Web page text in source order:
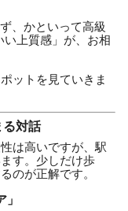
、かといって高級
上質感」が、お相
ットを見ていきま
る対話
は高いですが、駅
す。少しだけ歩
のが正解です。